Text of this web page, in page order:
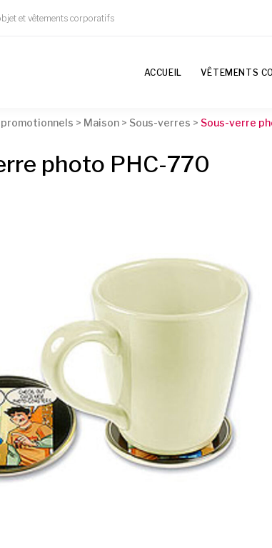
et vêtements corporatifs
ACCUEIL VÊTEMENTS
> Maison > Sous-verres > Sous-verre
photo PHC-770